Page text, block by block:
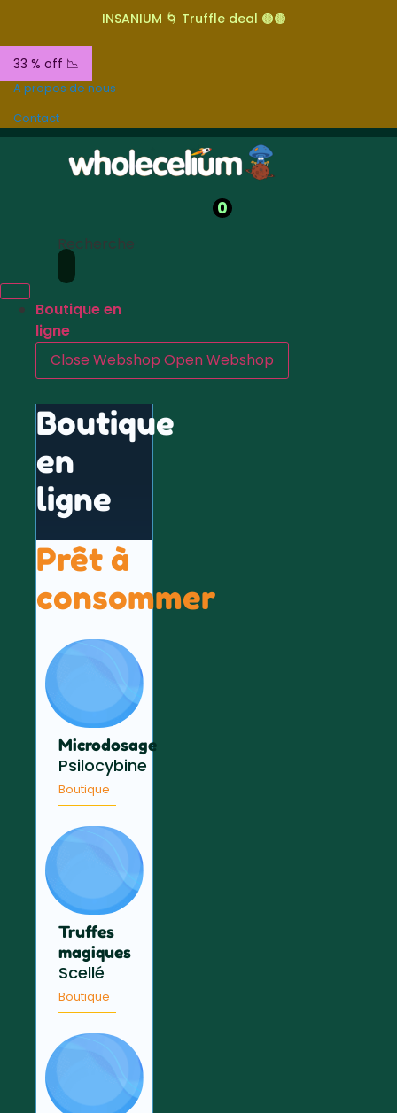
INSANIUM 🌀 Truffle deal 🟤🟤
33 % off 📉
A propos de nous
Contact
0
Recherche
Boutique en
ligne
Close Webshop Open Webshop
Boutique
en
ligne
Prêt à
consommer
Microdosage
Psilocybine
Boutique
Truffes
magiques
Scellé
Boutique